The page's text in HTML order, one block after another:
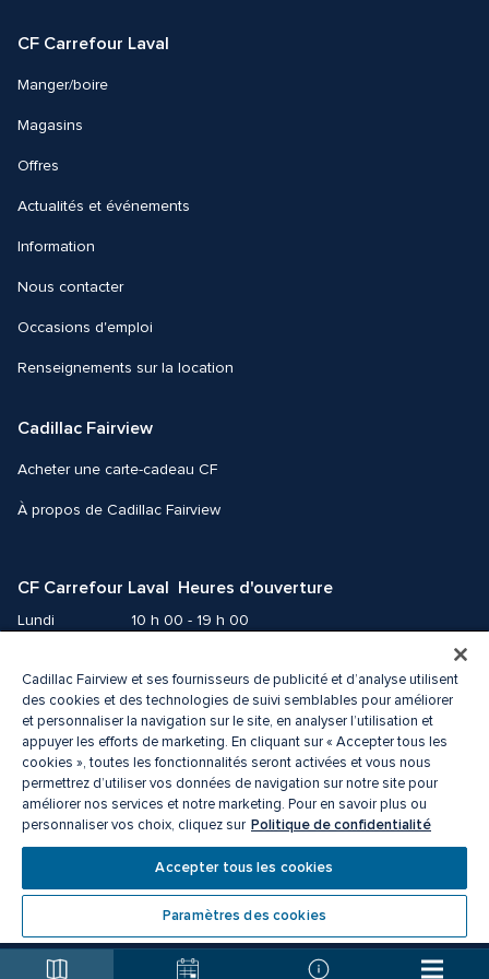
CF Carrefour Laval
Manger/boire
Magasins
Offres
Actualités et événements
Information
Nous contacter
Occasions d'emploi
Renseignements sur la location
Cadillac Fairview
Acheter une carte-cadeau CF
À propos de Cadillac Fairview
CF Carrefour Laval  Heures d'ouverture
Lundi
10 h 00 - 19 h 00
Mercredi
10 h 00 - 19 h 00
Jeudi
10 h 00 - 21 h 00
Vendredi
10 h 00 - 21 h 00
Samedi
9 h 00 - 19 h 00
Dimanche
10 h 00 - 18 h 00
ᴹᴰ une marque déposée de La Corporation Cadillac Fairview limitée.
Politique de confidentialité
Accessibilité
Centre de préférences des cookies
Cadillac Fairview et ses fournisseurs de publicité et d’analyse utilisent
des cookies et des technologies de suivi semblables pour améliorer
et personnaliser la navigation sur le site, en analyser l’utilisation et
appuyer les efforts de marketing. En cliquant sur « Accepter tous les
cookies », toutes les fonctionnalités seront activées et vous nous
permettrez d’utiliser vos données de navigation sur notre site pour
améliorer nos services et notre marketing. Pour en savoir plus ou
personnaliser vos choix, cliquez sur Politique de confidentialité
Accepter tous les cookies
Paramètres des cookies